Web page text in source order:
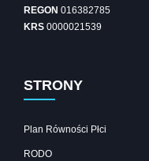
REGON 016382785
KRS 0000021539
STRONY
Plan Równości Płci
RODO